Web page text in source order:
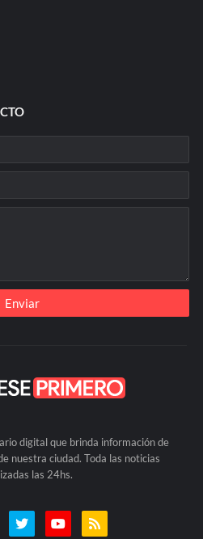
digital que brinda información de
nuestra ciudad. Toda las noticias
las 24hs.